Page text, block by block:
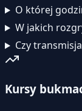
O której
W jakich
Czy
Kursy